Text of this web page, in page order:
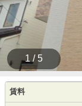
1 / 5
賃料